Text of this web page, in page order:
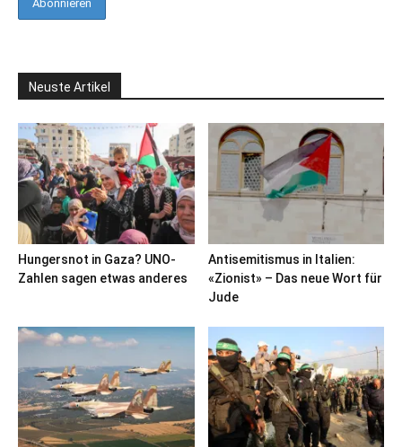
Neuste Artikel
Hungersnot in Gaza? UNO-
Zahlen sagen etwas anderes
Antisemitismus in Italien:
«Zionist» – Das neue Wort für
Jude